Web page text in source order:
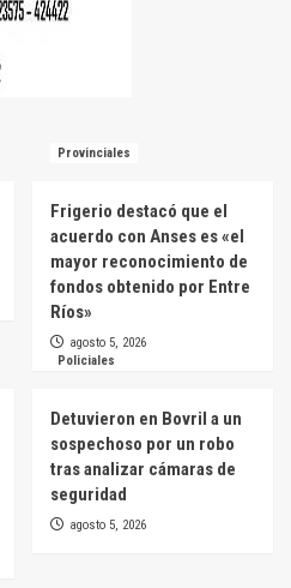
Provinciales
Frigerio destacó que el
acuerdo con Anses es «el
mayor reconocimiento de
fondos obtenido por Entre
Ríos»
agosto 5, 2026
Policiales
Detuvieron en Bovril a un
sospechoso por un robo
tras analizar cámaras de
seguridad
agosto 5, 2026